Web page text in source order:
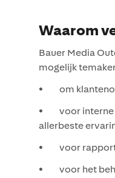
Waarom
Bauer Media
mogelijk
• om
• voor interne
allerbeste
• voor
• voor het